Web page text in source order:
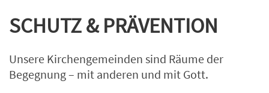
SCHUTZ & PRÄVENTION
Unsere Kirchengemeinden sind Räume der
Begegnung – mit anderen und mit Gott.